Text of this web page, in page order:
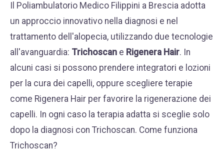
Il Poliambulatorio Medico Filippini a Brescia adotta
un approccio innovativo nella diagnosi e nel
trattamento dell'alopecia, utilizzando due tecnologie
all'avanguardia: Trichoscan e Rigenera Hair. In
alcuni casi si possono prendere integratori e lozioni
per la cura dei capelli, oppure scegliere terapie
come Rigenera Hair per favorire la rigenerazione dei
capelli. In ogni caso la terapia adatta si sceglie solo
dopo la diagnosi con Trichoscan. Come funziona
Trichoscan?